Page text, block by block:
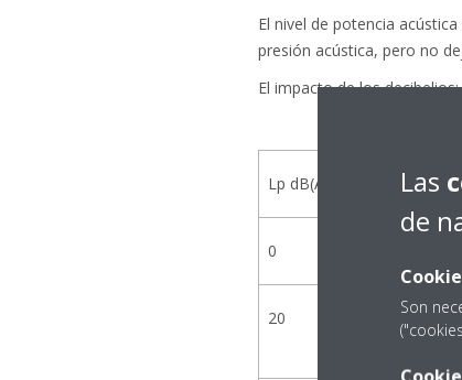
El nivel de potencia
presión acústica, pero no
El impacto de los decibelios:
Lp dB(A)
0
20
Las
de
Son